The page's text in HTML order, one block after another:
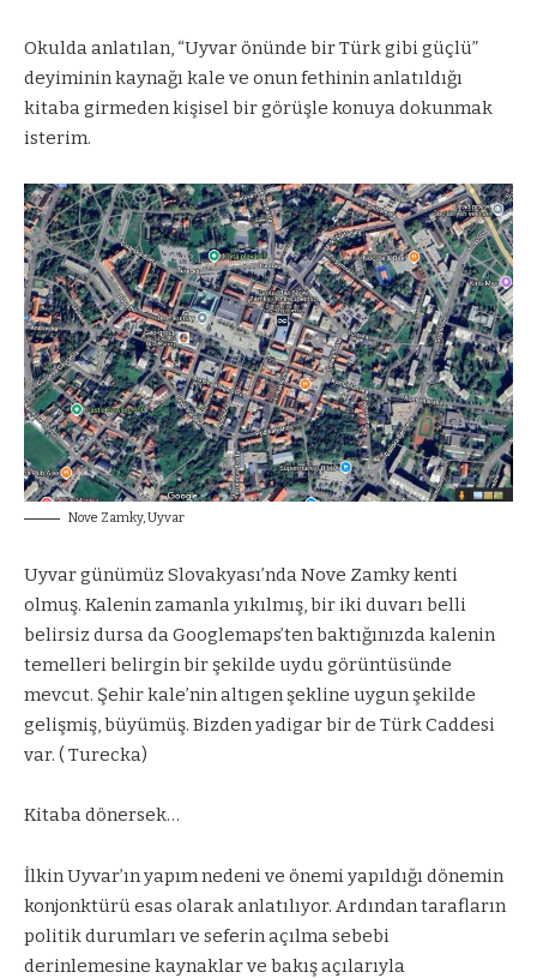
Okulda anlatılan, “Uyvar önünde bir Türk gibi güçlü”
deyiminin kaynağı kale ve onun fethinin anlatıldığı
kitaba girmeden kişisel bir görüşle konuya dokunmak
isterim.
Nove Zamky, Uyvar
Uyvar günümüz Slovakyası’nda Nove Zamky kenti
olmuş. Kalenin zamanla yıkılmış, bir iki duvarı belli
belirsiz dursa da Googlemaps’ten baktığınızda kalenin
temelleri belirgin bir şekilde uydu görüntüsünde
mevcut. Şehir kale’nin altıgen şekline uygun şekilde
gelişmiş, büyümüş. Bizden yadigar bir de Türk Caddesi
var. ( Turecka)
Kitaba dönersek…
İlkin Uyvar’ın yapım nedeni ve önemi yapıldığı dönemin
konjonktürü esas olarak anlatılıyor. Ardından tarafların
politik durumları ve seferin açılma sebebi
derinlemesine kaynaklar ve bakış açılarıyla